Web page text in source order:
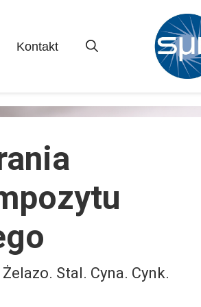
Kontakt
Stal. Cyna. Cynk.